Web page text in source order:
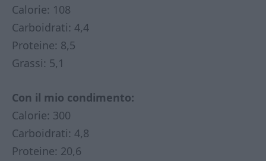
Calorie: 108
Carboidrati: 4,4
Proteine: 8,5
Grassi: 5,1
Con il mio condimento:
Calorie: 300
Carboidrati: 4,8
Proteine: 20,6